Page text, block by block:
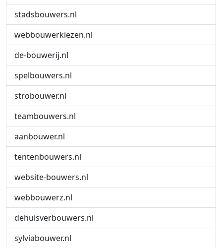
stadsbouwers.nl
webbouwerkiezen.nl
de-bouwerij.nl
spelbouwers.nl
strobouwer.nl
teambouwers.nl
aanbouwer.nl
tentenbouwers.nl
website-bouwers.nl
webbouwerz.nl
dehuisverbouwers.nl
sylviabouwer.nl